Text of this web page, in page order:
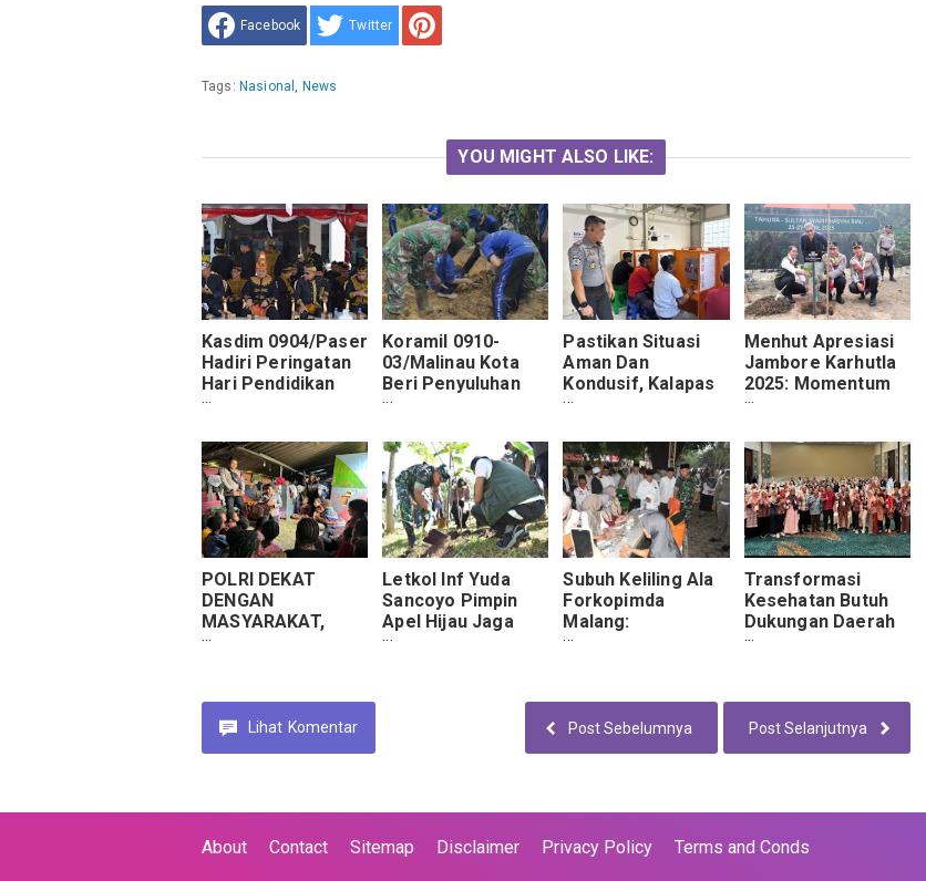
Facebook Twitter
Tags: Nasional , News
YOU MIGHT ALSO LIKE:
Kasdim 0904/Paser
Hadiri Peringatan
Hari Pendidikan
Nasional 2025 Di
Koramil 0910-
03/Malinau Kota
Beri Penyuluhan
Ketahanan Pangan.
Pastikan Situasi
Aman Dan
Kondusif, Kalapas
Jember Rutin
Menhut Apresiasi
Jambore Karhutla
2025: Momentum
Antisipasi
POLRI DEKAT
DENGAN
MASYARAKAT,
SUBSATGAS SI-
CARTENZ 2025
GELAR KEGIATAN
EDUKASI DAN
PAPUA
Letkol Inf Yuda
Sancoyo Pimpin
Apel Hijau Jaga
Mata Air dan
Subuh Keliling Ala
Forkopimda
Malang:
Silaturahmi Plus
Transformasi
Kesehatan Butuh
Dukungan Daerah
dan Mitra Strategis
Lihat Komentar Post Selanjutnya
Post Sebelumnya
About Contact Sitemap Disclaimer Privacy Policy Terms and Conds